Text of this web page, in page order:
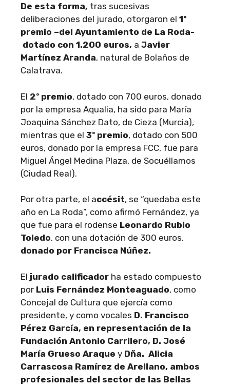
De esta forma, tras sucesivas
deliberaciones del jurado, otorgaron el 1º
premio –del Ayuntamiento de La Roda-
dotado con 1.200 euros, a Javier
Martínez Aranda, natural de Bolaños de
Calatrava.
El 2º premio, dotado con 700 euros, donado
por la empresa Aqualia, ha sido para María
Joaquina Sánchez Dato, de Cieza (Murcia),
mientras que el 3º premio, dotado con 500
euros, donado por la empresa FCC, fue para
Miguel Ángel Medina Plaza, de Socuéllamos
(Ciudad Real).
Por otra parte, el accésit, se “quedaba este
año en La Roda”, como afirmó Fernández, ya
que fue para el rodense Leonardo Rubio
Toledo, con una dotación de 300 euros,
donado por Francisca Núñez.
El jurado calificador ha estado compuesto
por Luis Fernández Monteaguado, como
Concejal de Cultura que ejercía como
presidente, y como vocales D. Francisco
Pérez García, en representación de la
Fundación Antonio Carrilero, D. José
María Grueso Araque y Dña. Alicia
Carrascosa Ramírez de Arellano, ambos
profesionales del sector de las Bellas